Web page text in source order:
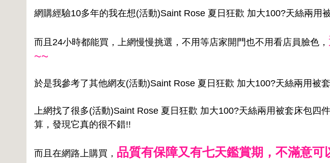
網購經驗10多年的我在想(活動)Saint Rose 夏日狂歡 加大100?天絲兩用
而且24小時都能買，上網慢慢挑選，不用等店家開門也不用看店員臉色，
~~
於是我參考了其他網友(活動)Saint Rose 夏日狂歡 加大100?天絲兩用被
上網找了很多(活動)Saint Rose 夏日狂歡 加大100?天絲兩用被套床包四
算，發現它真的很不錯!!
而且在網路上購買， 品質有保障又有七天鑑賞期，不滿意可